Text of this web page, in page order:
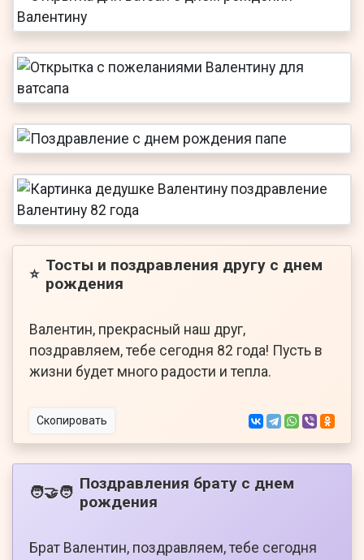
⭐ Тосты и поздравления другу с днем
рождения
Валентин, прекрасный наш друг,
поздравляем, тебе сегодня 82 года! Пусть в
жизни будет много радости и тепла.
Скопировать
🧑‍🤝‍🧑 Поздравления брату с днем
рождения
Брат Валентин, поздравляем, тебе сегодня